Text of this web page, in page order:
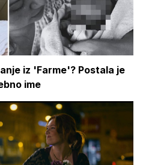
iz 'Farme'? Postala je
ime